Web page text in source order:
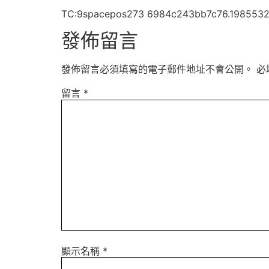
TC:9spacepos273
發佈留言
發佈留言必須填寫的電子郵件地址不會公開。 必
留言 *
顯示名稱 *